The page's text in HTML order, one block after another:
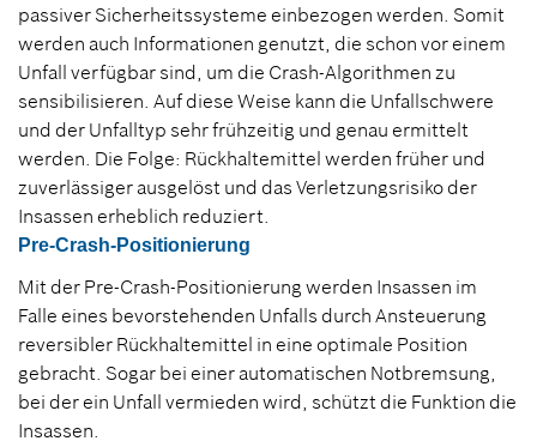
passiver Sicherheitssysteme einbezogen werden. Somit
werden auch Informationen genutzt, die schon vor einem
Unfall verfügbar sind, um die Crash-Algorithmen zu
sensibilisieren. Auf diese Weise kann die Unfallschwere
und der Unfalltyp sehr frühzeitig und genau ermittelt
werden. Die Folge: Rückhaltemittel werden früher und
zuverlässiger ausgelöst und das Verletzungsrisiko der
Insassen erheblich reduziert.
Pre-Crash-Positionierung
Mit der Pre-Crash-Positionierung werden Insassen im
Falle eines bevorstehenden Unfalls durch Ansteuerung
reversibler Rückhaltemittel in eine optimale Position
gebracht. Sogar bei einer automatischen Notbremsung,
bei der ein Unfall vermieden wird, schützt die Funktion die
Insassen.